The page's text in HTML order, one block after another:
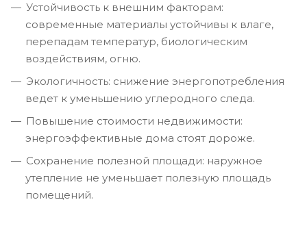
Устойчивость к внешним факторам:
современные материалы устойчивы к влаге,
перепадам температур, биологическим
воздействиям, огню.
Экологичность: снижение энергопотребления
ведет к уменьшению углеродного следа.
Повышение стоимости недвижимости:
энергоэффективные дома стоят дороже.
Сохранение полезной площади: наружное
утепление не уменьшает полезную площадь
помещений.